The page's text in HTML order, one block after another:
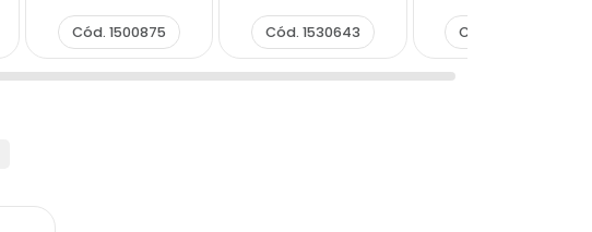
Cód. 1500875
Cód. 1530643
Cód. 1609684